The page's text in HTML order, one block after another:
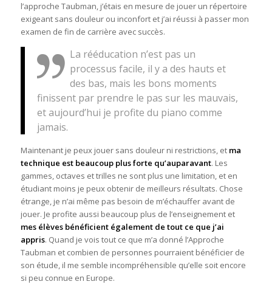
l’approche Taubman, j’étais en mesure de jouer un répertoire
exigeant sans douleur ou inconfort et j’ai réussi à passer mon
examen de fin de carrière avec succès.
La rééducation n’est pas un
processus facile, il y a des hauts et
des bas, mais les bons moments
finissent par prendre le pas sur les mauvais,
et aujourd’hui je profite du piano comme
jamais.
Maintenant je peux jouer sans douleur ni restrictions, et ma
technique est beaucoup plus forte qu’auparavant. Les
gammes, octaves et trilles ne sont plus une limitation, et en
étudiant moins je peux obtenir de meilleurs résultats. Chose
étrange, je n’ai même pas besoin de m’échauffer avant de
jouer. Je profite aussi beaucoup plus de l’enseignement et
mes élèves bénéficient également de tout ce que j’ai
appris. Quand je vois tout ce que m’a donné l’Approche
Taubman et combien de personnes pourraient bénéficier de
son étude, il me semble incompréhensible qu’elle soit encore
si peu connue en Europe.